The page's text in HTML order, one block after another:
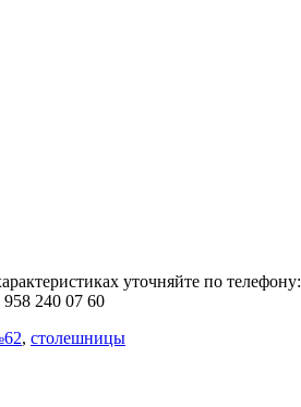
уточняйте по телефону:
240 07 60
, столешницы